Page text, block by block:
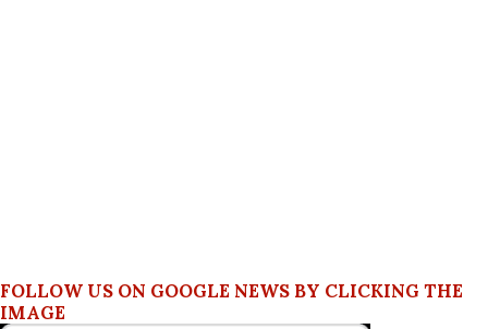
FOLLOW US ON GOOGLE NEWS BY CLICKING THE
IMAGE